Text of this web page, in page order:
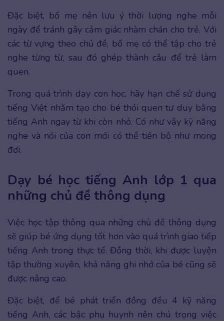
Đặc biệt, bố mẹ nên lưu ý thời lượng nghe mỗi
ngày để tránh gây cảm giác nhàm chán cho trẻ. Với
các từ vựng theo chủ đề, bố mẹ có thể tập cho trẻ
nghe từng từ, sau đó ghép thành câu để trẻ làm
quen.
Trong quá trình dạy con học, hãy hạn chế sử dụng
tiếng Việt nhằm tạo cho bé thói quen tư duy bằng
tiếng Anh ngay từ khi còn nhỏ. Có như vậy kỹ năng
nghe và nói của con mới có thể tiến bộ như mong
đợi.
Dạy bé học tiếng Anh lớp 1 qua
những chủ đề thông dụng
Việc học tập thông qua những chủ đề thông dụng
sẽ giúp bé ứng dụng tốt hơn vào quá trình giao tiếp
tiếng Anh trong thực tế. Đồng thời, khi được luyện
tập thường xuyên, khả năng ghi nhớ của bé cũng sẽ
được nâng cao.
Đặc biệt, để bé phát triển đồng đều 4 kỹ năng
tiếng Anh, các bậc phụ huynh nên chú trọng việc